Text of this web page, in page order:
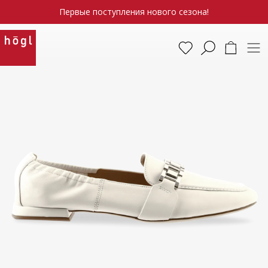
Первые поступления нового сезона!